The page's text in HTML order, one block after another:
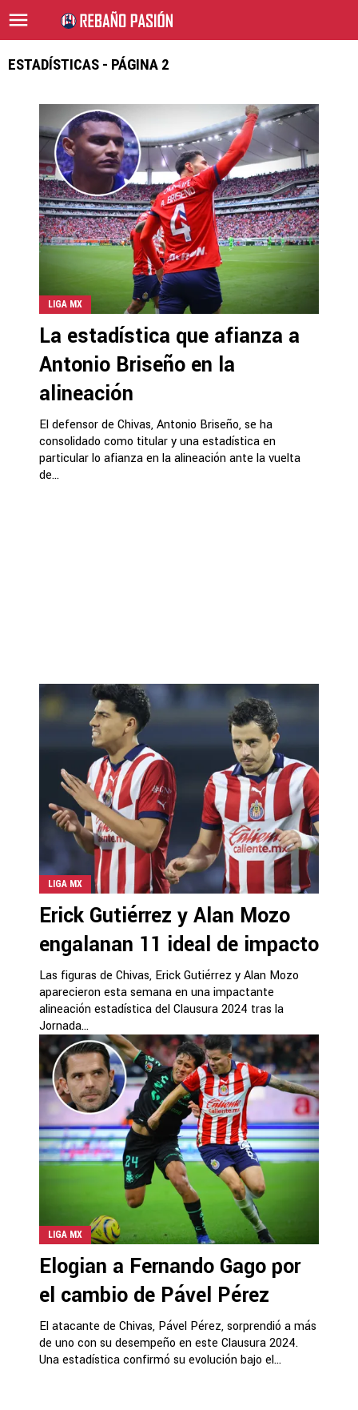
ESTADÍSTICAS - PÁGINA 2
LIGA MX
La estadística que afianza a
Antonio Briseño en la
alineación
El defensor de Chivas, Antonio Briseño, se ha
consolidado como titular y una estadística en
particular lo afianza en la alineación ante la vuelta
de...
LIGA MX
Erick Gutiérrez y Alan Mozo
engalanan 11 ideal de impacto
Las figuras de Chivas, Erick Gutiérrez y Alan Mozo
aparecieron esta semana en una impactante
alineación estadística del Clausura 2024 tras la
Jornada...
LIGA MX
Elogian a Fernando Gago por
el cambio de Pável Pérez
El atacante de Chivas, Pável Pérez, sorprendió a más
de uno con su desempeño en este Clausura 2024.
Una estadística confirmó su evolución bajo el...